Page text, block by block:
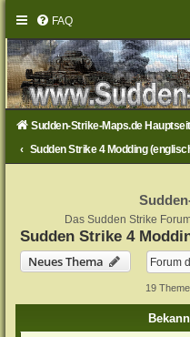
FAQ
Sudden-Strike-Maps.de
Sudden Strike 4 Modding
Das Sudden Strike
Sudden Strike 4
Neues Thema
19